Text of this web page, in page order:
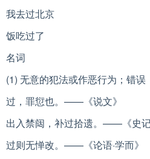
我去过北京
饭吃过了
名词
(1) 无意的犯法或作恶行为；错误
过，罪愆也。——《说文》
出入禁闼，补过拾遗。——《史记
过则无惮改。——《论语·学而》